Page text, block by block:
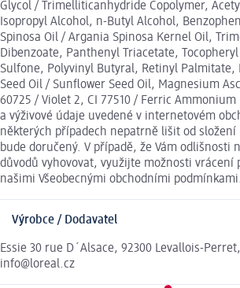
Glycol / Trimelliticanhydride Copolymer,
Isopropyl Alcohol, n-Butyl Alcohol,
Spinosa Oil / Argania Spinosa Kernel Oil,
Dibenzoate, Panthenyl Triacetate,
Sulfone, Polyvinyl Butyral, Retinyl Palmitate,
Seed Oil / Sunflower Seed Oil, Magnesium
60725 / Violet 2, CI 77510 / Ferric
a výživové údaje uvedené v internetovém
některých případech nepatrně lišit od složení
bude doručený. V případě, že Vám odlišnosti
důvodů vyhovovat, využijte možnosti vrácení
našimi Všeobecnými obchodními podmínkami.
Výrobce / Dodavatel
Essie 30 rue D´Alsace, 92300 Levallois-
info@loreal.cz